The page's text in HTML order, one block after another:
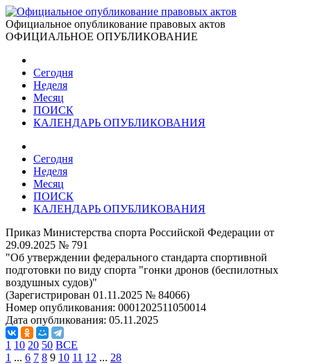
Официальное опубликование правовых актов
ОФИЦИАЛЬНОЕ ОПУБЛИКОВАНИЕ
Сегодня
Неделя
Месяц
ПОИСК
КАЛЕНДАРЬ ОПУБЛИКОВАНИЯ
Сегодня
Неделя
Месяц
ПОИСК
КАЛЕНДАРЬ ОПУБЛИКОВАНИЯ
Приказ Министерства спорта Российской Федерации от
29.09.2025 № 791
"Об утверждении федерального стандарта спортивной
подготовки по виду спорта "гонки дронов (беспилотных
воздушных судов)"
(Зарегистрирован 01.11.2025 № 84066)
Номер опубликования: 0001202511050014
Дата опубликования: 05.11.2025
1 10 20 50 ВСЕ
1 ... 6 7 8 9 10 11 12 ... 28